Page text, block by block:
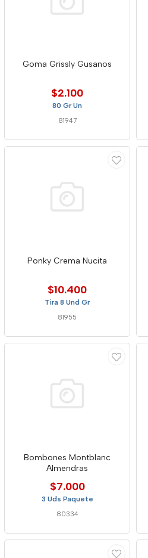
Goma Grissly Gusanos
$2.100
80 Gr Un
81947
Ponky Crema Nucita
$10.400
Tira 8 Und Gr
81955
Bombones Montblanc
Almendras
$7.000
3 Uds Paquete
80334